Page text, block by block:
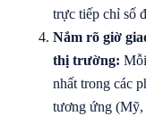
trực tiếp chỉ số
Nắm rõ giờ
thị trường:
nhất trong các
tương ứng (Mỹ,